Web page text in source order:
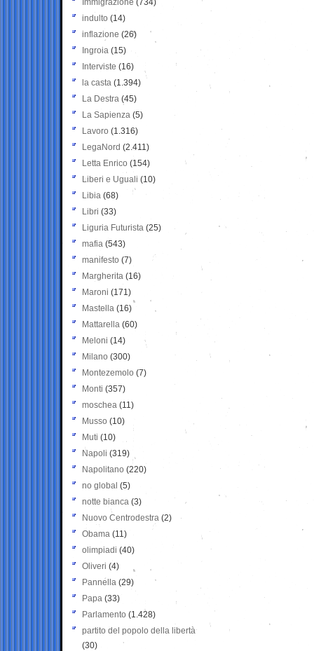
Immigrazione (734)
indulto (14)
inflazione (26)
Ingroia (15)
Interviste (16)
la casta (1.394)
La Destra (45)
La Sapienza (5)
Lavoro (1.316)
LegaNord (2.411)
Letta Enrico (154)
Liberi e Uguali (10)
Libia (68)
Libri (33)
Liguria Futurista (25)
mafia (543)
manifesto (7)
Margherita (16)
Maroni (171)
Mastella (16)
Mattarella (60)
Meloni (14)
Milano (300)
Montezemolo (7)
Monti (357)
moschea (11)
Musso (10)
Muti (10)
Napoli (319)
Napolitano (220)
no global (5)
notte bianca (3)
Nuovo Centrodestra (2)
Obama (11)
olimpiadi (40)
Oliveri (4)
Pannella (29)
Papa (33)
Parlamento (1.428)
partito del popolo della libertà
(30)